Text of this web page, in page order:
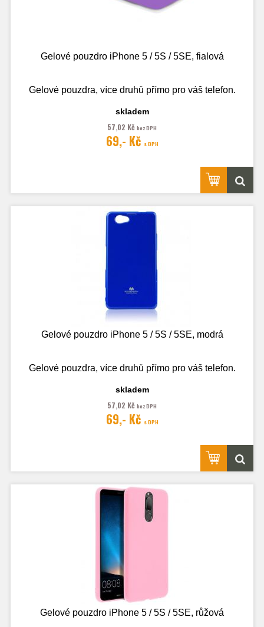
Gelové pouzdro iPhone 5 / 5S / 5SE, fialová
Gelové pouzdra, více druhů přímo pro váš telefon.
Fotografie je pouze ilustrační.
skladem
57,02 Kč bez DPH
69,- Kč s DPH
Gelové pouzdro iPhone 5 / 5S / 5SE, modrá
Gelové pouzdra, více druhů přímo pro váš telefon.
Fotografie je pouze ilustrační.
skladem
57,02 Kč bez DPH
69,- Kč s DPH
Gelové pouzdro iPhone 5 / 5S / 5SE, růžová